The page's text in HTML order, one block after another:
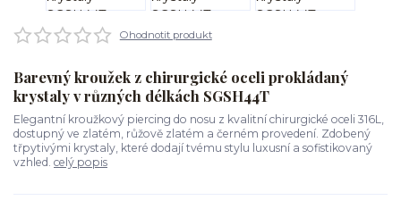
Ohodnotit produkt
Barevný kroužek z chirurgické oceli prokládaný
krystaly v různých délkách SGSH44T
Elegantní kroužkový piercing do nosu z kvalitní chirurgické oceli 316L,
dostupný ve zlatém, růžově zlatém a černém provedení. Zdobený
třpytivými krystaly, které dodají tvému stylu luxusní a sofistikovaný
vzhled. celý popis